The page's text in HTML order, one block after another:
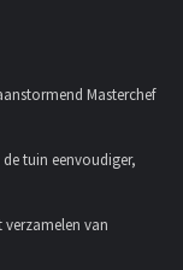
Masterchef
tuin eenvoudiger,
van